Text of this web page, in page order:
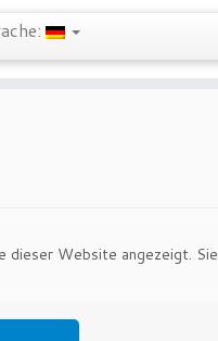
dieser Website angezeigt. Sie